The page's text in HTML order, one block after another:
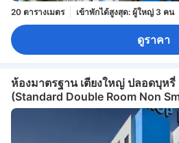
20 ตารางเมตร เข้าพักได้สูงสุด: ผู้ใหญ่ 3 คน
ดูราคา
ห้องมาตรฐาน เตียงใหญ่ ปลอดบุหรี่
(Standard Double Room Non